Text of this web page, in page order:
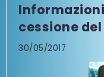
cessione
30/05/2017